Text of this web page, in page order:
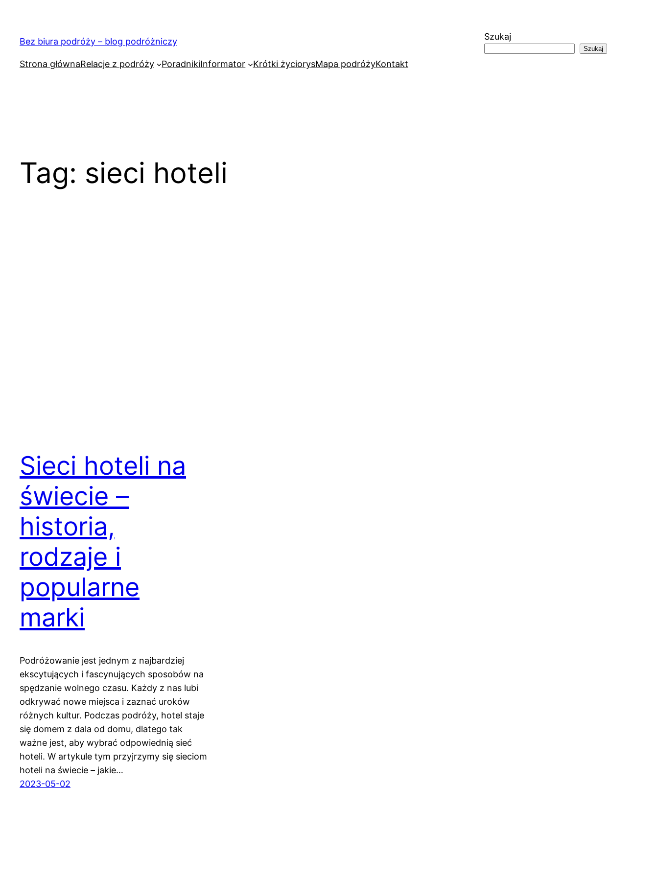
treściBez biura podróży – blog podróżniczy Szukaj
Szukaj
Strona głównaRelacje z podróży PoradnikiInformator Krótki życiorysMapa podróżyKontakt
Tag: sieci hoteli
Sieci hoteli na
świecie –
historia,
rodzaje i
popularne
marki
Podróżowanie jest jednym z najbardziej
ekscytujących i fascynujących sposobów na
spędzanie wolnego czasu. Każdy z nas lubi
odkrywać nowe miejsca i zaznać uroków
różnych kultur. Podczas podróży, hotel staje
się domem z dala od domu, dlatego tak
ważne jest, aby wybrać odpowiednią sieć
hoteli. W artykule tym przyjrzymy się sieciom
hoteli na świecie – jakie…
2023-05-02